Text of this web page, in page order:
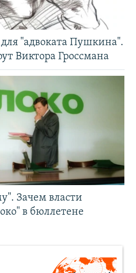
"адвоката Пушкина".
Виктора Гроссмана
Зачем власти
в бюллетене